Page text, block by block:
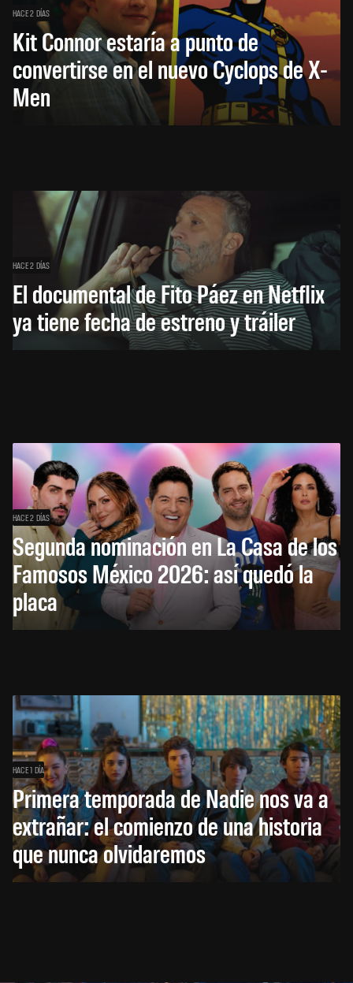
HACE 2 DÍAS
Kit Connor estaría a punto de
convertirse en el nuevo Cyclops de X-
Men
HACE 2 DÍAS
El documental de Fito Páez en Netflix
ya tiene fecha de estreno y tráiler
HACE 2 DÍAS
Segunda nominación en La Casa de los
Famosos México 2026: así quedó la
placa
HACE 1 DÍA
Primera temporada de Nadie nos va a
extrañar: el comienzo de una historia
que nunca olvidaremos